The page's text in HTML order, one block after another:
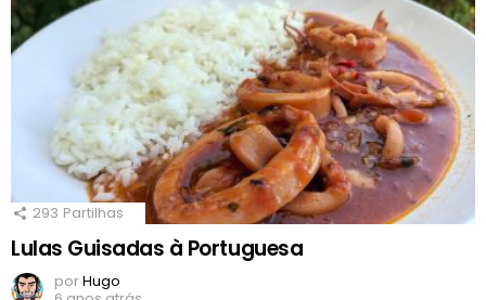
293 Partilhas
Lulas Guisadas à Portuguesa
porHugo